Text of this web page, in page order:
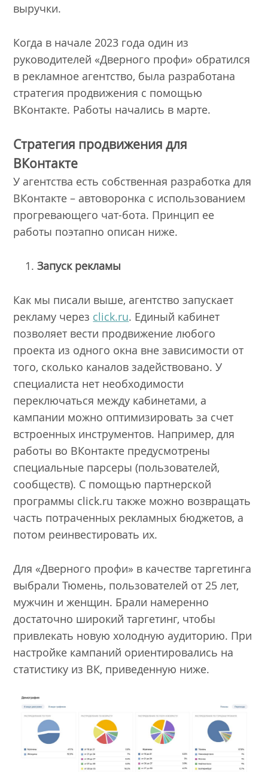
выручки.
Когда в начале 2023 года один из
руководителей «Дверного профи» обратился
в рекламное агентство, была разработана
стратегия продвижения с помощью
ВКонтакте. Работы начались в марте.
Стратегия продвижения для
ВКонтакте
У агентства есть собственная разработка для
ВКонтакте – автоворонка с использованием
прогревающего чат-бота. Принцип ее
работы поэтапно описан ниже.
Запуск рекламы
Как мы писали выше, агентство запускает
рекламу через click.ru. Единый кабинет
позволяет вести продвижение любого
проекта из одного окна вне зависимости от
того, сколько каналов задействовано. У
специалиста нет необходимости
переключаться между кабинетами, а
кампании можно оптимизировать за счет
встроенных инструментов. Например, для
работы во ВКонтакте предусмотрены
специальные парсеры (пользователей,
сообществ). С помощью партнерской
программы click.ru также можно возвращать
часть потраченных рекламных бюджетов, а
потом реинвестировать их.
Для «Дверного профи» в качестве таргетинга
выбрали Тюмень, пользователей от 25 лет,
мужчин и женщин. Брали намеренно
достаточно широкий таргетинг, чтобы
привлекать новую холодную аудиторию. При
настройке кампаний ориентировались на
статистику из ВК, приведенную ниже.